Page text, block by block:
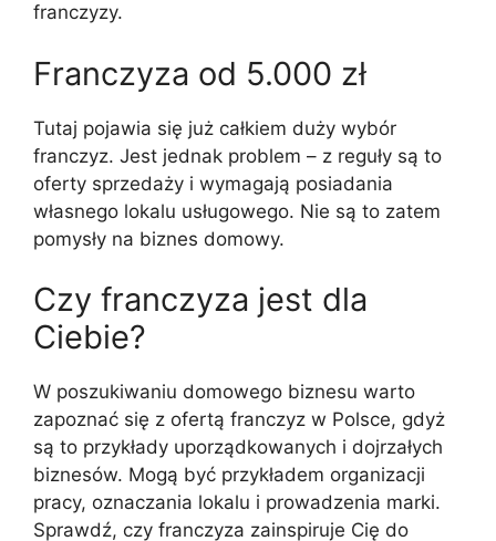
franczyzy.
Franczyza od 5.000 zł
Tutaj pojawia się już całkiem duży wybór
franczyz. Jest jednak problem – z reguły są to
oferty sprzedaży i wymagają posiadania
własnego lokalu usługowego. Nie są to zatem
pomysły na biznes domowy.
Czy franczyza jest dla
Ciebie?
W poszukiwaniu domowego biznesu warto
zapoznać się z ofertą franczyz w Polsce, gdyż
są to przykłady uporządkowanych i dojrzałych
biznesów. Mogą być przykładem organizacji
pracy, oznaczania lokalu i prowadzenia marki.
Sprawdź, czy franczyza zainspiruje Cię do